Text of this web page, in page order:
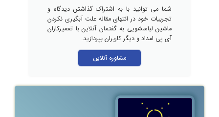
شما می توانید با به اشتراک گذاشتن دیدگاه و
تجربیات خود در انتهای مقاله علت آبگیری نکردن
ماشین لباسشویی به گفتمان آنلاین با تعمیرکاران
آی پی امداد و دیگر کاربران بپردازید.
مشاوره آنلاین